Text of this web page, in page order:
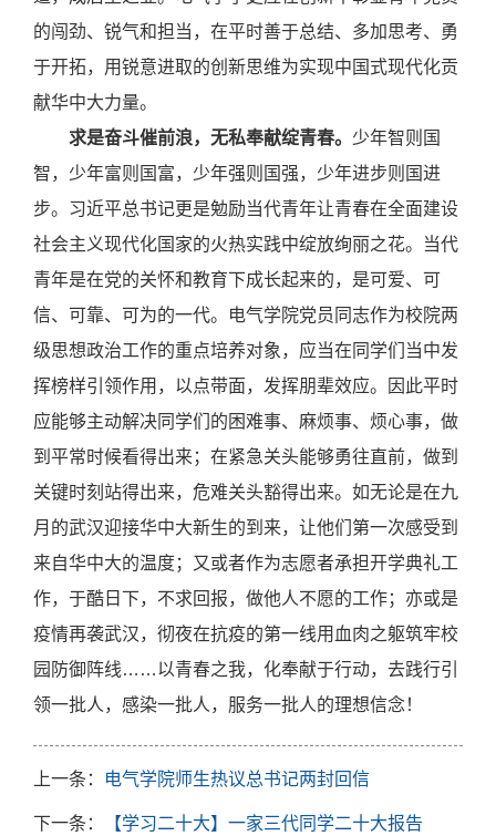
的闯劲、锐气和担当，在平时善于总结、多加思考、勇
于开拓，用锐意进取的创新思维为实现中国式现代化贡
献华中大力量。
求是奋斗催前浪，无私奉献绽青春。 少年智则国
智，少年富则国富，少年强则国强，少年进步则国进
步。习近平总书记更是勉励当代青年让青春在全面建设
社会主义现代化国家的火热实践中绽放绚丽之花。当代
青年是在党的关怀和教育下成长起来的，是可爱、可
信、可靠、可为的一代。电气学院党员同志作为校院两
级思想政治工作的重点培养对象，应当在同学们当中发
挥榜样引领作用，以点带面，发挥朋辈效应。因此平时
应能够主动解决同学们的困难事、麻烦事、烦心事，做
到平常时候看得出来；在紧急关头能够勇往直前，做到
关键时刻站得出来，危难关头豁得出来。如无论是在九
月的武汉迎接华中大新生的到来，让他们第一次感受到
来自华中大的温度；又或者作为志愿者承担开学典礼工
作，于酷日下，不求回报，做他人不愿的工作；亦或是
疫情再袭武汉，彻夜在抗疫的第一线用血肉之躯筑牢校
园防御阵线……以青春之我，化奉献于行动，去践行引
领一批人，感染一批人，服务一批人的理想信念！
上一条： 电气学院师生热议总书记两封回信
下一条： 【学习二十大】一家三代同学二十大报告